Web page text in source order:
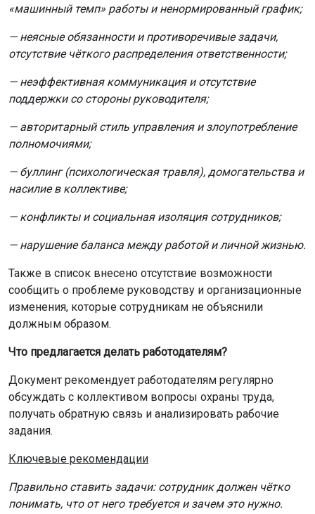
«машинный темп» работы и ненормированный график;
— неясные обязанности и противоречивые задачи,
отсутствие чёткого распределения ответственности;
— неэффективная коммуникация и отсутствие
поддержки со стороны руководителя;
— авторитарный стиль управления и злоупотребление
полномочиями;
— буллинг (психологическая травля), домогательства и
насилие в коллективе;
— конфликты и социальная изоляция сотрудников;
— нарушение баланса между работой и личной жизнью.
Также в список внесено отсутствие возможности
сообщить о проблеме руководству и организационные
изменения, которые сотрудникам не объяснили
должным образом.
Что предлагается делать работодателям?
Документ рекомендует работодателям регулярно
обсуждать с коллективом вопросы охраны труда,
получать обратную связь и анализировать рабочие
задания.
Ключевые рекомендации
Правильно ставить задачи: сотрудник должен чётко
понимать, что от него требуется и зачем это нужно.